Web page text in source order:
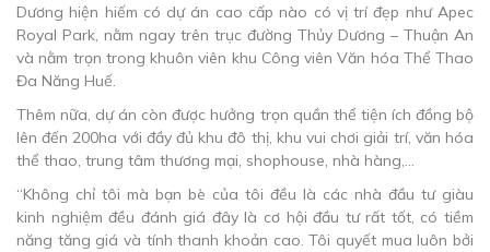
Dương hiện hiếm có dự án cao cấp nào có vị trí đẹp như Apec
Royal Park, nằm ngay trên trục đường Thủy Dương – Thuận An
và nằm trọn trong khuôn viên khu Công viên Văn hóa Thể Thao
Đa Năng Huế.
Thêm nữa, dự án còn được hưởng trọn quần thể tiện ích đồng bộ
lên đến 200ha với đầy đủ khu đô thị, khu vui chơi giải trí, văn hóa
thể thao, trung tâm thương mại, shophouse, nhà hàng,…
“Không chỉ tôi mà bạn bè của tôi đều là các nhà đầu tư giàu
kinh nghiệm đều đánh giá đây là cơ hội đầu tư rất tốt, có tiềm
năng tăng giá và tính thanh khoản cao. Tôi quyết mua luôn bởi